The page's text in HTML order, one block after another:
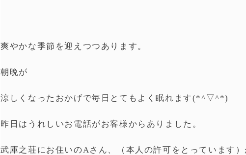
爽やかな季節を迎えつつあります。
朝晩が
涼しくなったおかげで毎日とてもよく眠れます(*^▽^*)
昨日はうれしいお電話がお客様からありました。
武庫之荘にお住いのAさん、（本人の許可をとっています